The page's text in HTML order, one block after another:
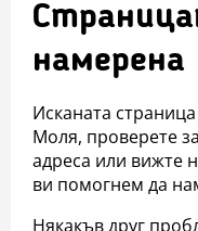
намерена
Исканата
Моля, проверете
адреса или вижте
ви помогнем да
Някакъв друг